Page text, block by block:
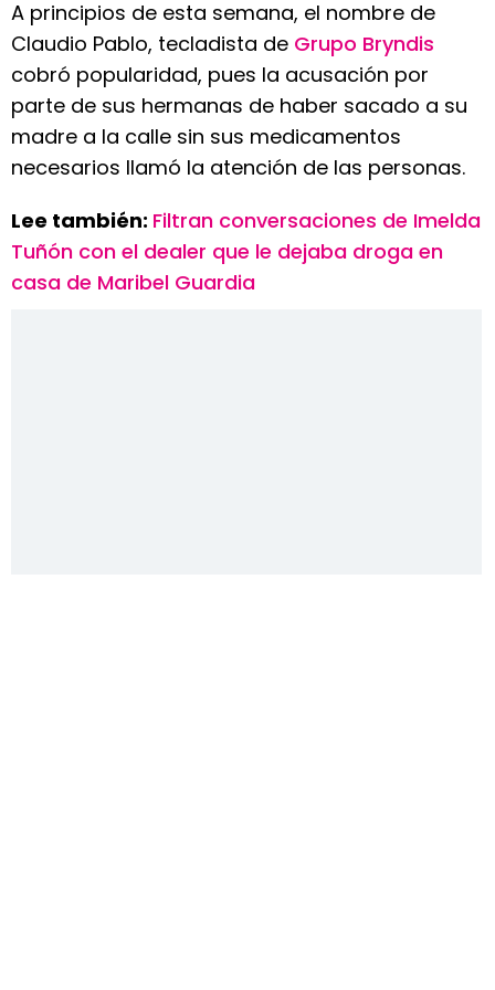
A principios de esta semana, el nombre de
Claudio Pablo, tecladista de Grupo Bryndis
cobró popularidad, pues la acusación por
parte de sus hermanas de haber sacado a su
madre a la calle sin sus medicamentos
necesarios llamó la atención de las personas.
Lee también: Filtran conversaciones de Imelda
Tuñón con el dealer que le dejaba droga en
casa de Maribel Guardia